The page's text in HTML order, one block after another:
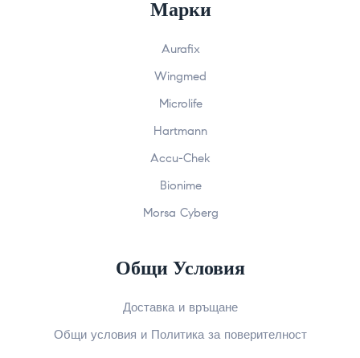
Марки
Aurafix
Wingmed
Microlife
Hartmann
Accu-Chek
Bionime
Morsa Cyberg
Общи Условия
Доставка и връщане
Общи условия и Политика за поверителност